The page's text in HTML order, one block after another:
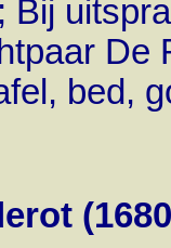
Bij
De
bed,